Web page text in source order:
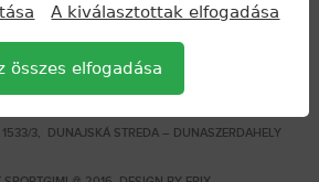
S VYUČOVACÍM JAZYKOM MAĎARSKÝM –
3, DUNAJSKÁ STREDA – DUNASZERDAHELY
A kiválasztottak elfogadása
összes elfogadása